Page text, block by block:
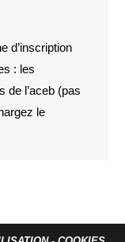
d’inscription
: les
de l’aceb (pas
le